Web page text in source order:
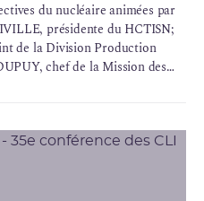
du nucléaire animées par
présidente du HCTISN;
de la Division Production
chef de la Mission des